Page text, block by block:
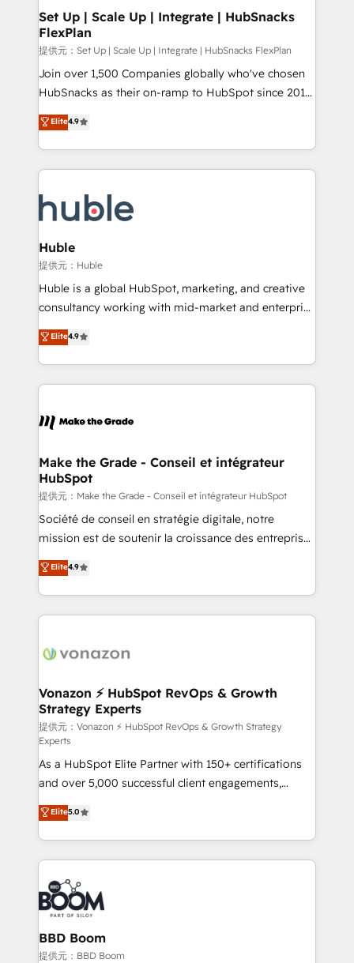
Award 🏆2020 Elite Solutions Partner 🏆2019
Integrations HubSpot Impact Award 🏆2019
Marketing Enablement HubSpot Impact Award 🏆
2018 Website Design HubSpot Impact Award 🏆2017
Website Design HubSpot Impact Award 🏆2016
Sales Enablement HubSpot Impact Award 🏆2015
Growth-Driven Design Agency of the Year 🏆2015
COS Design Award 🏆2013 HubSpot Marketplace
Provider of the Year 🏆2011 Became a HubSpot
Partner 📆Founded in 1997
Set Up | Scale Up | Integrate | HubSnacks
FlexPlan
提供元：Set Up | Scale Up | Integrate | HubSnacks FlexPlan
Join over 1,500 Companies globally who've chosen
HubSnacks as their on-ramp to HubSpot since 2014
Simple pay-as-you-go plans that accelerate value...
1️⃣ Set Up | Onboarding New or Check-fixing existing
HubSpot portals 2️⃣ Scale Up | 100% HubSpot Task
Execution... Global 24/7 ... All Experts 3️⃣ Integrate |
Slash months from your API Integration project... ⬅️
Click "Contact Business" ⬅️ to access 150+ Kickstart
Integration templates that put HubSpot in the center
of your tech stack, syncing... 🛍️ Shopify or
WooCommerce 💲 Stripe or Paypal 💰 Sage or
Netsuite 🤖 Google or Microsoft ✍️ DocuSign or
the rare Advanced "Custom Integrations"
Accreditation, securely sync data across... 🔄 any
new HubSpot portal with Advanced Website and
CRM Migrations using our in-house "HubScrub" Tool.
Elite4.9
Huble
提供元：Huble
Huble is a global HubSpot, marketing, and creative
consultancy working with mid-market and enterprise
businesses. We go beyond implementation, shaping
the strategy, processes, and teams that turn
HubSpot into a genuine growth engine. Named
HubSpot's Global Partner of the Year in 2024,
worldwide, and with over 15 years in the ecosystem,
One company, one operating model, delivering
across offices and consulting teams in the UK, USA,
Canada, Germany, France, Belgium, Singapore, and
South Africa. Certified compliant with ISO/IEC
27001:2022 and ISO 9001:2015 across all seven
Elite4.9
Make the Grade - Conseil et intégrateur
HubSpot
提供元：Make the Grade - Conseil et intégrateur HubSpot
Société de conseil en stratégie digitale, notre
mission est de soutenir la croissance des entreprises
B2B à travers l’acquisition de nouveaux clients,
l'intégration CRM et le développement des revenus
auprès de vos comptes existants. En France et à
l'international, nous travaillons avec des ETI
delà d’une simple transformation digitale et des
➤ L’intégration de CRM et de méthodologie RevOps
pour aligner les équipes marketing, commerciales et
support client (data migration, synchronisation API,
audit et maintenance) ➤ La création de sites internet
de conversion qui transforment les visiteurs en
opportunités d'affaires ➤ La mise en place de
stratégies d'acquisition marketing (SEO, SEA,
inbound, automatisation marketing, ABM, IA,
emailing) Informations clés : - 10 ans d'expérience -
100+ intégrations CRM HubSpot réussies - 40
experts conseil - 150 certifications HubSpot
cumulées
Elite4.9
Vonazon ⚡ HubSpot RevOps & Growth
Strategy Experts
提供元：Vonazon ⚡ HubSpot RevOps & Growth Strategy
Experts
As a HubSpot Elite Partner with 150+ certifications
and over 5,000 successful client engagements,
Vonazon turns marketing complexity into
measurable, scalable growth. From onboarding to
enterprise-grade campaigns, our in-house team
builds scalable strategies that drive long-term
revenue. ⚙️ HubSpot Integration & Optimization •
Seamless CRM, CMS, and automation setup •
Complex platform migrations and data cleanups •
Custom APIs and third-party integrations 📈 End-to-
End Revenue Acceleration • Lifecycle marketing and
Elite5.0
BBD Boom
提供元：BBD Boom